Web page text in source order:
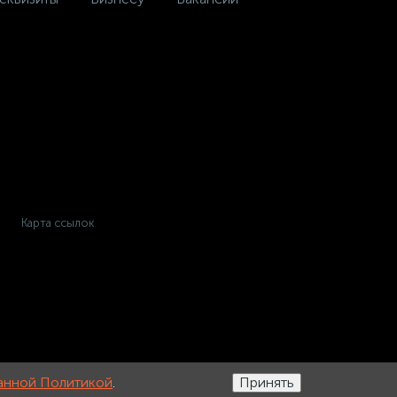
Карта ссылок
Политикой. Принять